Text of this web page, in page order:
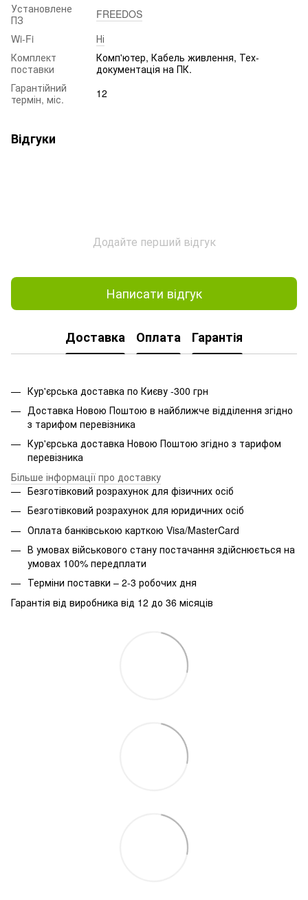
Установлене
ПЗ
FREEDOS
Wi-Fi
Ні
Комплект
поставки
Комп'ютер, Кабель живлення, Тех-
документація на ПК.
Гарантійний
термін, міс.
12
Відгуки
Додайте перший відгук
Написати відгук
Доставка Оплата Гарантія
Кур'єрська доставка по Києву -300 грн
Доставка Новою Поштою в найближче відділення згідно
з тарифом перевізника
Кур'єрська доставка Новою Поштою згідно з тарифом
перевізника
Більше інформації про доставку
Безготівковий розрахунок для фізичних осіб
Безготівковий розрахунок для юридичних осіб
Оплата банківською карткою Visa/MasterCard
В умовах військового стану постачання здійснюється на
умовах 100% передплати
Терміни поставки – 2-3 робочих дня
Гарантія від виробника від 12 до 36 місяців